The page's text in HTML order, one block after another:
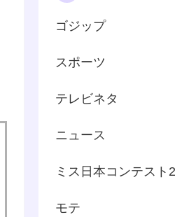
ゴジップ
スポーツ
テレビネタ
ニュース
ミス日本コンテスト
モテ